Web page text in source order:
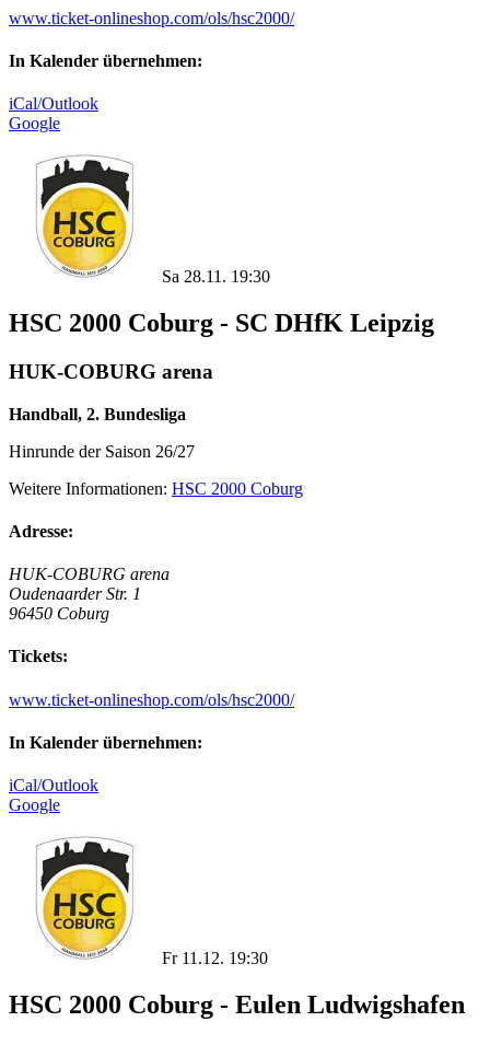
www.ticket-onlineshop.com/ols/hsc2000/
In Kalender übernehmen:
iCal/Outlook
Google
Sa 28.11. 19:30
HSC 2000 Coburg - SC DHfK Leipzig
HUK-COBURG arena
Handball, 2. Bundesliga
Hinrunde der Saison 26/27
Weitere Informationen: HSC 2000 Coburg
Adresse:
HUK-COBURG arena
Oudenaarder Str. 1
96450 Coburg
Tickets:
www.ticket-onlineshop.com/ols/hsc2000/
In Kalender übernehmen:
iCal/Outlook
Google
Fr 11.12. 19:30
HSC 2000 Coburg - Eulen Ludwigshafen